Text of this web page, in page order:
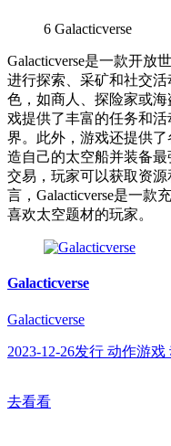
6 Galacticverse
Galacticverse是一款开放
进行探索、采矿和社交
色，如商人、探险家或
戏提供了丰富的任务和
界。此外，游戏还提供
造自己的太空船并装备
交易，玩家可以获取资
言，Galacticverse是一款
喜欢太空题材的玩家。
Galacticverse
Galacticverse
2023-12-26发行 动作游
去看看